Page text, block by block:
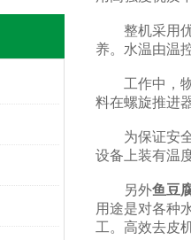
整机采用优
养。水温由温
工作中，物
料在螺旋推进
为保证安全
设备上装有温
另外鱼豆
用途是对各种
工。高效去皮